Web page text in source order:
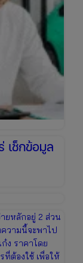
เช็กข้อมูล
ยหลักอยู่ 2 ส่วน
วามนี้จะพาไป
ง ราคาโดย
ต้องใช้ เพื่อให้